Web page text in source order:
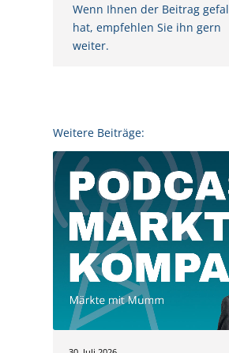
Wenn Ihnen der Beitrag
hat, empfehlen Sie ihn gern
weiter.
Weitere Beiträge: